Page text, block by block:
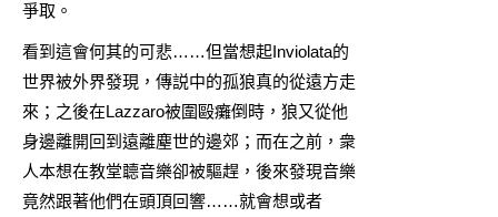
爭取。
看到這會何其的可悲……但當想起Inviolata的
世界被外界發現，傳説中的孤狼真的從遠方走
來；之後在Lazzaro被圍毆癱倒時，狼又從他
身邊離開回到遠離塵世的邊郊；而在之前，衆
人本想在教堂聼音樂卻被驅趕，後來發現音樂
竟然跟著他們在頭頂回響……就會想或者